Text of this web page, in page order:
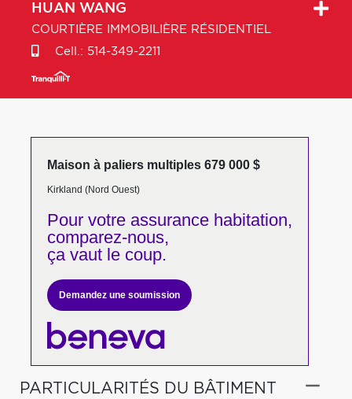
HUAN WANG
COURTIÈRE IMMOBILIÈRE RÉSIDENTIEL
Cell.: 514-349-2211
Maison à paliers multiples 679 000 $
Kirkland (Nord Ouest)
Pour votreassurance habitation,
comparez-nous,
ça vaut le coup.
Demandez une soumission
PARTICULARITÉS DU BÂTIMENT